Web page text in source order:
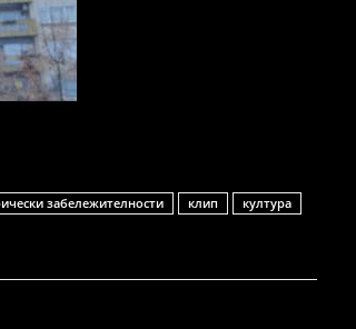
забележителности клип
култура